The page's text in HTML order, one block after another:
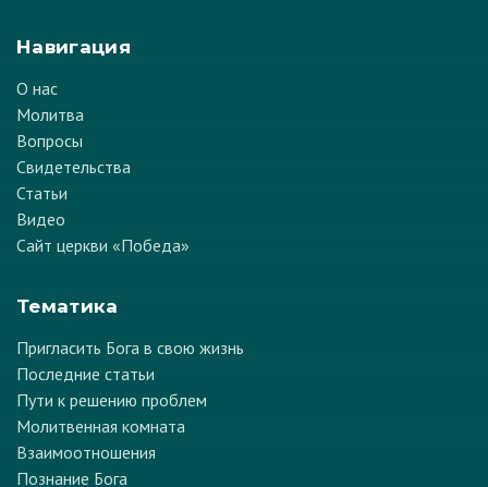
Навигация
О нас
Молитва
Вопросы
Свидетельства
Статьи
Видео
Сайт церкви «Победа»
Тематика
Пригласить Бога в свою жизнь
Последние статьи
Пути к решению проблем
Молитвенная комната
Взаимоотношения
Познание Бога